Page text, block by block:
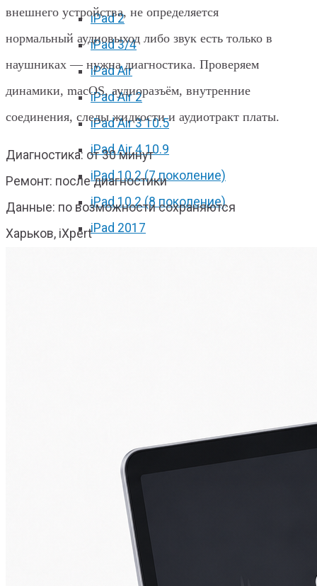
iPad 2
iPad 3/4
iPad Air
iPad Air 2
iPad Air 3 10.5
iPad Air 4 10.9
iPad 10.2 (7 поколение)
iPad 10.2 (8 поколение)
iPad 2017
iPad Pro 12.9 2020
iPad mini
iPad mini 2
iPad mini 3
iPad mini 4
iPad mini 5
внешнего устройства, не определяется
нормальный аудиовыход либо звук есть только в
наушниках — нужна диагностика. Проверяем
динамики, macOS, аудиоразъём, внутренние
соединения, следы жидкости и аудиотракт платы.
Диагностика: от 30 минут
Ремонт: после диагностики
Данные: по возможности сохраняются
Харьков, iXpert